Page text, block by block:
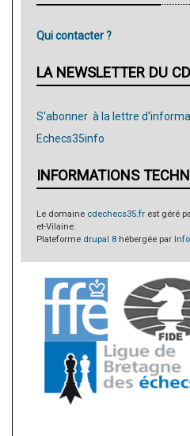
Qui contacter ?
LA NEWSLETTER DU
S'abonner à la lettre
Echecs35info
INFORMATIONS
Le domaine cdechecs35.fr est géré
et-Vilaine.
Plateforme drupal 8 hébergée par